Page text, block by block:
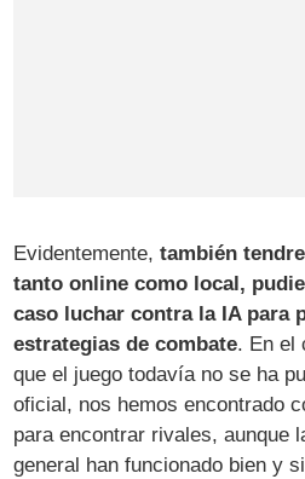
Evidentemente,también
tanto online como local,
caso luchar contra la IA para
estrategias de combate. En el
que el juego todavía no se ha
oficial, nos hemos encontrado
para encontrar rivales, aunque
general han funcionado bien y